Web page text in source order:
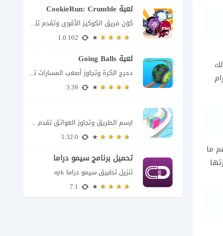
ما
لعبة CookieRun: Crumble
كوّن فريق الكوكيز الأقوى وتقدم تلقائياً تقدم CookieRun: Crumble – Idle RPG تجربة مختلفة...
لعبة Going Balls
دحرج الكرة وتجاوز أصعب المسارات تضعك لعبة Going Balls للأندرويد أمام تحدٍ يبدو بسيطًا...
ارسم الطريق وتجاوز العوائق تقدم Color Adventure: Draw the Path فكرة بسيطة تتحول سريعًا...
تحميل برنامج سيمو دراما
للاندرويد
تنزيل تطبيق سيمو دراما apk